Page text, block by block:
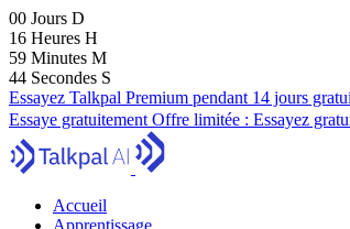
00 Jours D
16 Heures H
59 Minutes M
43 Secondes S
Essayez Talkpal Premium pendant 14 jours
Essaye gratuitement Offre limitée : Essayez
Accueil
Apprentissage